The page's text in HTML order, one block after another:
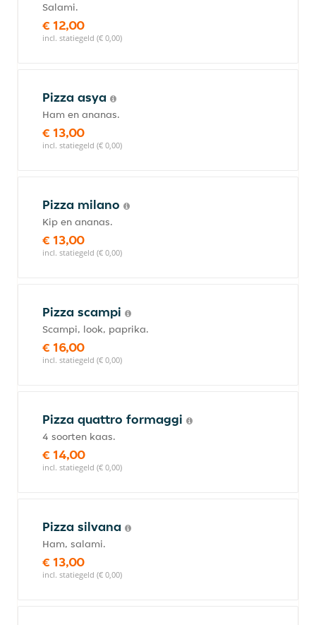
Salami.
€ 12,00
incl. statiegeld (€ 0,00)
Pizza asya
Ham en ananas.
€ 13,00
incl. statiegeld (€ 0,00)
Pizza milano
Kip en ananas.
€ 13,00
incl. statiegeld (€ 0,00)
Pizza scampi
Scampi, look, paprika.
€ 16,00
incl. statiegeld (€ 0,00)
Pizza quattro formaggi
4 soorten kaas.
€ 14,00
incl. statiegeld (€ 0,00)
Pizza silvana
Ham, salami.
€ 13,00
incl. statiegeld (€ 0,00)